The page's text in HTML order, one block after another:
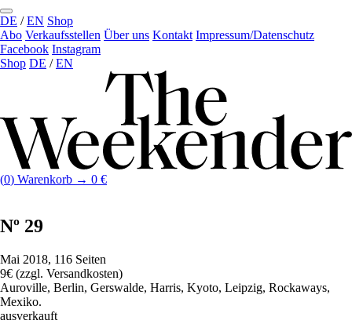
DE /EN Shop
Abo Verkaufs­stellen Über uns Kontakt Impressum/Datenschutz
Facebook Instagram
Shop DE /EN
(0) Warenkorb → 0 €
Nº 29
Mai 2018, 116 Seiten
9€ (zzgl. Versandkosten)
Auroville, Berlin, Gerswalde, Harris, Kyoto, Leipzig, Rockaways,
Mexiko.
ausverkauft